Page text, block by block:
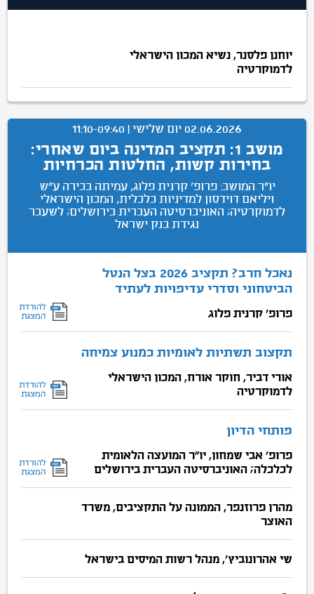
יוחנן פלסנר, נשיא המכון הישראלי
לדמוקרטיה
02.06.2026 יום שלישי | 11:10-09:40
מושב 1: תקציב המדינה ביום שאחרי:
בחירות קשות, החלטות הכרחיות
יו"ר המושב: פרופ' קרנית פלוג, עמיתה בכירה ע״ש
ויליאם דוידסון למדיניות כלכלית, המכון הישראלי
לדמוקרטיה; האוניברסיטה העברית בירושלים; לשעבר
נגידת בנק ישראל
נאכל חרב? תקציב 2026 בצל הנטל
הביטחוני וסדרי עדיפויות לעתיד
פרופ' קרנית פלוג
להורדת
המצגת
תקצוב תשתיות לאומיות כמנוע צמיחה
אורי דביר, חוקר אורח, המכון הישראלי
לדמוקרטיה
להורדת
המצגת
פותחי הדיון
פרופ' אבי שמחון, יו"ר המועצה הלאומית
לכלכלה; האוניברסיטה העברית בירושלים
להורדת
המצגת
מהרן פרוזנפר, הממונה על התקציבים, משרד
האוצר
שי אהרונוביץ', מנהל רשות המיסים בישראל